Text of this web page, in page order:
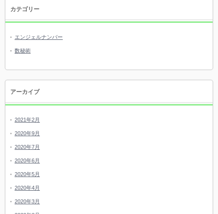
カテゴリー
エンジェルナンバー
数秘術
アーカイブ
2021年2月
2020年9月
2020年7月
2020年6月
2020年5月
2020年4月
2020年3月